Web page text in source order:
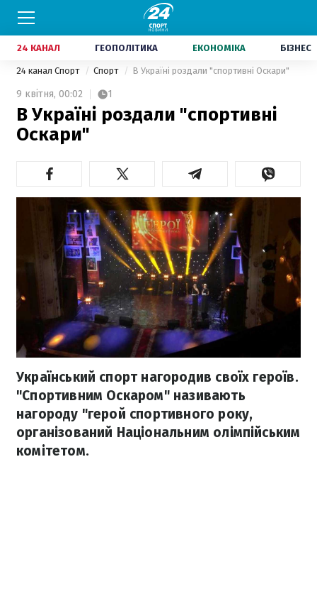
24 КАНАЛ ГЕОПОЛІТИКА ЕКОНОМІКА БІЗНЕС
24 канал Спорт Спорт В Україні роздали "спортивні Оскари"
9 квітня, 00:02 1
В Україні роздали "спортивні
Оскари"
Український спорт нагородив своїх героїв.
"Спортивним Оскаром" називають
нагороду "герой спортивного року,
організований Національним олімпійським
комітетом.